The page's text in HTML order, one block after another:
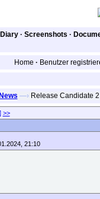
Diary · Screenshots ·
Home · Benutzer
News —›Release Candidate 2
>>
21:10